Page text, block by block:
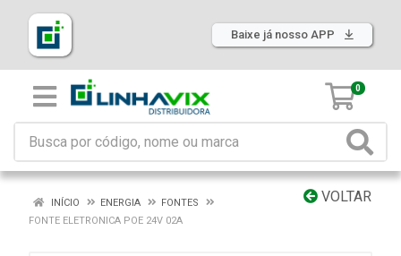
Baixe já nosso APP
0
VOLTAR
INÍCIO ENERGIA
FONTES
FONTE ELETRONICA POE 24V 02A